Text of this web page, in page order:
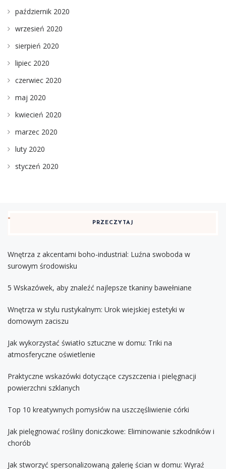
październik 2020
wrzesień 2020
sierpień 2020
lipiec 2020
czerwiec 2020
maj 2020
kwiecień 2020
marzec 2020
luty 2020
styczeń 2020
PRZECZYTAJ
Wnętrza z akcentami boho-industrial: Luźna swoboda w
surowym środowisku
5 Wskazówek, aby znaleźć najlepsze tkaniny bawełniane
Wnętrza w stylu rustykalnym: Urok wiejskiej estetyki w
domowym zaciszu
Jak wykorzystać światło sztuczne w domu: Triki na
atmosferyczne oświetlenie
Praktyczne wskazówki dotyczące czyszczenia i pielęgnacji
powierzchni szklanych
Top 10 kreatywnych pomysłów na uszczęśliwienie córki
Jak pielęgnować rośliny doniczkowe: Eliminowanie szkodników i
chorób
Jak stworzyć spersonalizowaną galerię ścian w domu: Wyraź